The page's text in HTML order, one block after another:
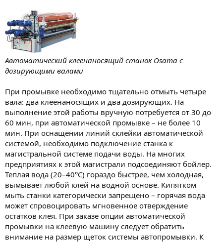
Автоматический клеенаносящий станок Osama с
дозирующими валами
При промывке необходимо тщательно отмыть четыре
вала: два клеенаносящих и два дозирующих. На
выполнение этой работы вручную потребуется от 30 до
60 мин, при автоматической промывке – не более 10
мин. При оснащении линий склейки автоматической
системой, необходимо подключение станка к
магистральной системе подачи воды. На многих
предприятиях к этой магистрали подсоединяют бойлер.
Теплая вода (20–40°C) гораздо быстрее, чем холодная,
вымывает любой клей на водной основе. Кипятком
мыть станки категорически запрещено – горячая вода
может спровоцировать мгновенное отверждение
остатков клея. При заказе опции автоматической
промывки на клеевую машину следует обратить
внимание на размер щеток системы автопромывки. К